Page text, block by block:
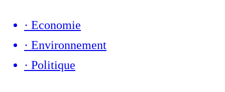
· Economie
· Environnement
· Politique